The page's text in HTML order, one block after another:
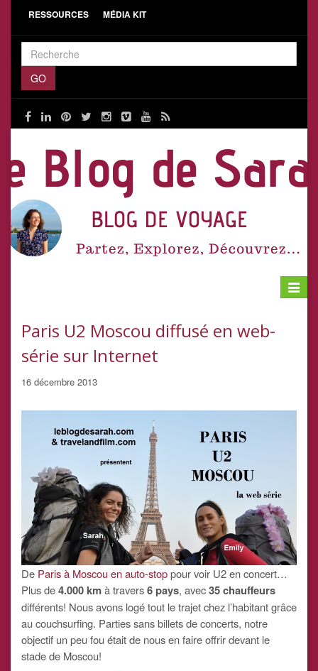
RESSOURCES MÉDIA KIT
Toggle
Paris U2 Moscou diffusé en web-
série sur Internet
16 décembre 2013
De Paris à Moscou en auto-stoppour voir U2 en concert…
Plus de4.000 kmà travers6 pays, avec35 chauffeurs
différents! Nous avons logé tout le trajet chez l’habitant grâce
au couchsurfing. Parties sans billets de concerts, notre
objectif un peu fou était de nous en faire offrir devant le
stade de Moscou!